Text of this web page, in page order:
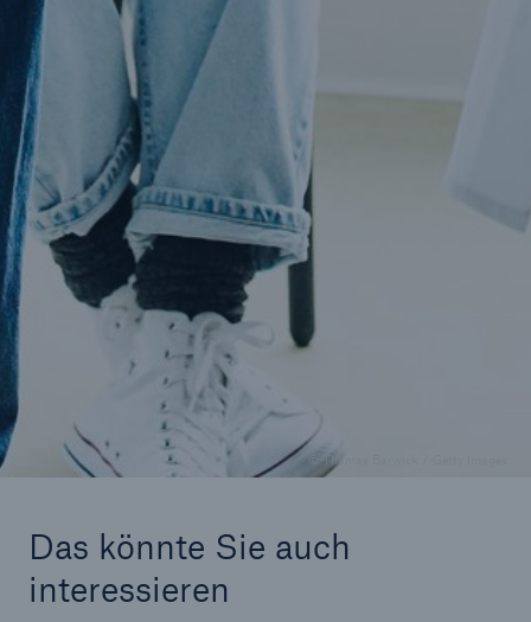
© Thomas Barwick / Getty Images
SMAART
Boost your health portfolio's profitability
Das könnte Sie auch
interessieren